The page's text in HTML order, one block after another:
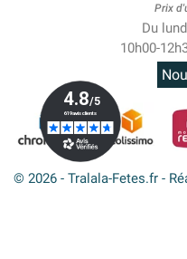
Prix
Du
10h00-
© 2026 - Tralala-Fetes.fr -